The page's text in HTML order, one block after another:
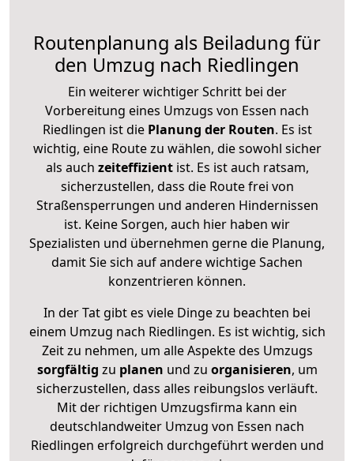
Routenplanung als Beiladung für
den Umzug nach Riedlingen
Ein weiterer wichtiger Schritt bei der
Vorbereitung eines Umzugs von Essen nach
Riedlingen ist diePlanung der Routen. Es ist
wichtig, eine Route zu wählen, die sowohl sicher
als auch zeiteffizientist. Es ist auch ratsam,
sicherzustellen, dass die Route frei von
Straßensperrungen und anderen Hindernissen
ist. Keine Sorgen, auch hier haben wir
Spezialisten und übernehmen gerne die Planung,
damit Sie sich auf andere wichtige Sachen
konzentrieren können.
In der Tat gibt es viele Dinge zu beachten bei
einem Umzug nach Riedlingen. Es ist wichtig, sich
Zeit zu nehmen, um alle Aspekte des Umzugs
sorgfältig zu planen und zu organisieren, um
sicherzustellen, dass alles reibungslos verläuft.
Mit der richtigen Umzugsfirma kann ein
deutschlandweiter Umzug von Essen nach
Riedlingen erfolgreich durchgeführt werden und